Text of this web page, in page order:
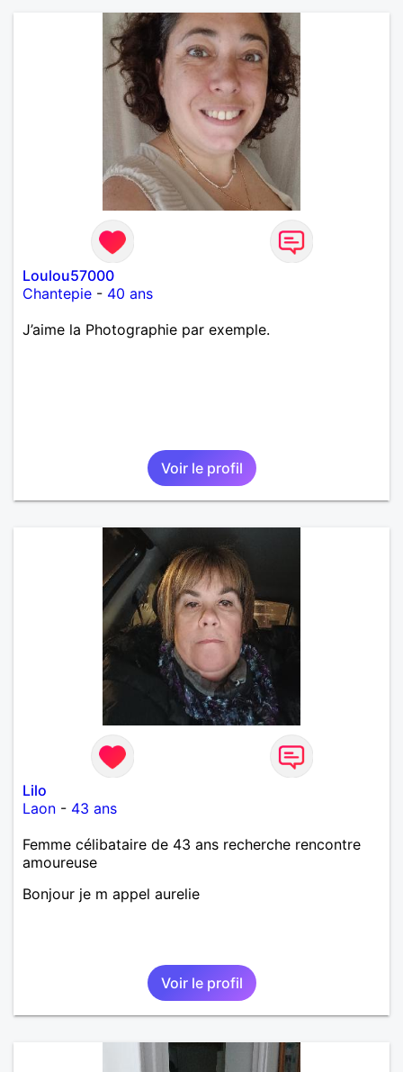
en ai marre je veux partagé et rigoler
Loulou57000
Chantepie - 40 ans
J’aime la Photographie par exemple.
Voir le profil
Lilo
Laon - 43 ans
Femme célibataire de 43 ans recherche rencontre
amoureuse
Bonjour je m appel aurelie
Voir le profil